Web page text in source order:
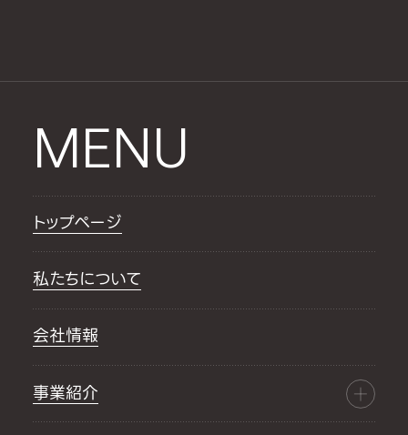
MENU
トップページ
私たちについて
会社情報
事業紹介